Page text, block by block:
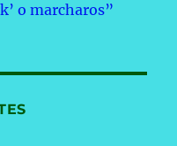
o marcharos”